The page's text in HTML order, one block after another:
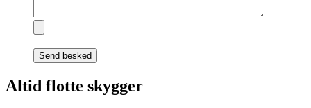
Altid flotte skygger